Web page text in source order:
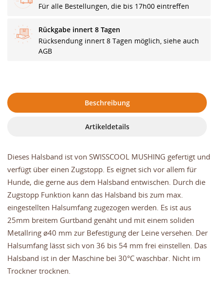
Für alle Bestellungen, die bis 17h00 eintreffen
Rückgabe innert 8 Tagen
Rücksendung innert 8 Tagen möglich, siehe auch
AGB
Beschreibung
Artikeldetails
Dieses Halsband ist von SWISSCOOL MUSHING gefertigt und
verfügt über einen Zugstopp. Es eignet sich vor allem für
Hunde, die gerne aus dem Halsband entwischen. Durch die
Zugstopp Funktion kann das Halsband bis zum max.
eingestellten Halsumfang zugezogen werden. Es ist aus
25mm breitem Gurtband genäht und mit einem soliden
Metallring ø40 mm zur Befestigung der Leine versehen. Der
Halsumfang lässt sich von 36 bis 54 mm frei einstellen. Das
Halsband ist in der Maschine bei 30°C waschbar. Nicht im
Trockner trocknen.